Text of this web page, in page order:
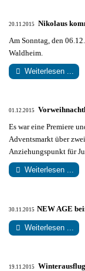
20.11.2015 Nikolaus
Am Sonntag, den
Waldheim.
Weiterlesen ...
01.12.2015
Es war eine Premiere
Adventsmarkt über
Anziehungspunkt für
Weiterlesen ...
30.11.2015 NEW AGE
Weiterlesen ...
19.11.2015